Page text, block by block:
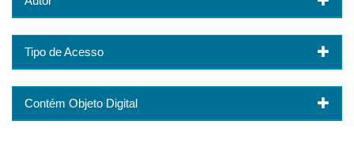
Tipo de Acesso
Contém Objeto Digital